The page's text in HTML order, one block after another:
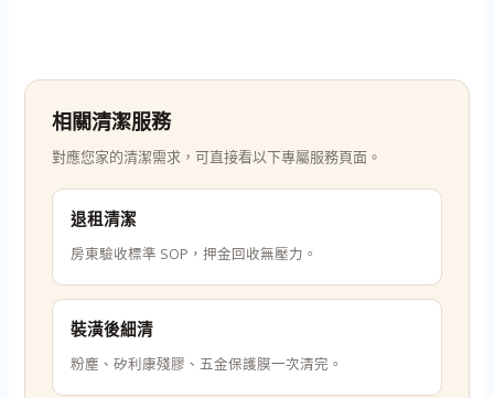
相關清潔服務
對應您家的清潔需求，可直接看以下專屬服務頁面。
退租清潔
房東驗收標準 SOP，押金回收無壓力。
裝潢後細清
粉塵、矽利康殘膠、五金保護膜一次清完。